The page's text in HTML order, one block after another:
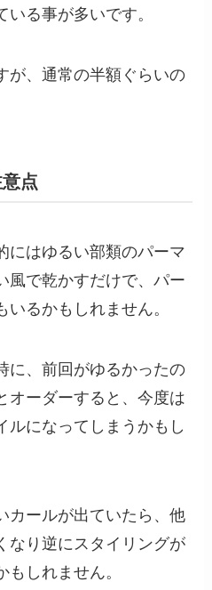
る事が多いです。
が、通常の半額ぐらいの
点
にはゆるい部類のパーマ
風で乾かすだけで、パー
るかもしれません。
に、前回がゆるかったの
オーダーすると、今度は
ルになってしまうかもし
カールが出ていたら、他
なり逆にスタイリングが
もしれません。